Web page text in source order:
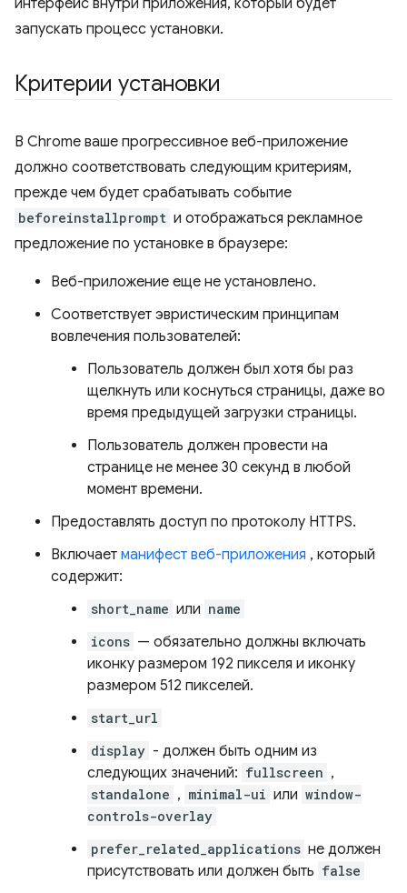
интерфейс внутри приложения, который будет
запускать процесс установки.
Критерии установки
В Chrome ваше прогрессивное веб-приложение
должно соответствовать следующим критериям,
прежде чем будет срабатывать событие
beforeinstallprompt и отображаться рекламное
предложение по установке в браузере:
Веб-приложение еще не установлено.
Соответствует эвристическим принципам
вовлечения пользователей:
Пользователь должен был хотя бы раз
щелкнуть или коснуться страницы, даже во
время предыдущей загрузки страницы.
Пользователь должен провести на
странице не менее 30 секунд в любой
момент времени.
Предоставлять доступ по протоколу HTTPS.
Включает манифест веб-приложения , который
содержит:
short_name или name
icons — обязательно должны включать
иконку размером 192 пикселя и иконку
размером 512 пикселей.
start_url
display - должен быть одним из
следующих значений: fullscreen ,
standalone , minimal-ui или window-
controls-overlay
prefer_related_applications не должен
присутствовать или должен быть false